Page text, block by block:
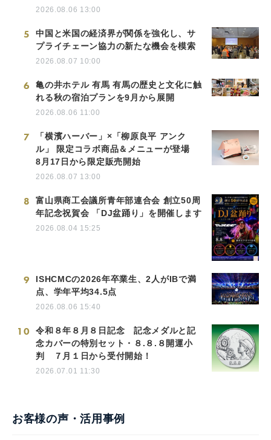
2026.08.06 13:00
5
中国と米国の経済界が関係を強化し、サ
プライチェーン協力の新たな機会を模索
2026.08.07 10:00
6
亀の井ホテル 有馬 有馬の歴史と文化に触
れる秋の宿泊プランを9月から展開
2026.08.06 11:00
7
「横濱ハーバー」×「柳原良平 アンク
ル」 限定コラボ商品＆メニューが登場
8月17日から限定販売開始
2026.08.07 13:00
8
富山県商工会議所青年部連合会 創立50周
年記念祝賀会 「DJ盆踊り」を開催します
2026.08.04 15:25
9
ISHCMCの2026年卒業生、2人がIBで満
点、学年平均34.5点
2026.08.06 15:40
10
令和８年８月８日記念 記念メダルと記
念カバーの特別セット・８.８.８開運小
判 ７月１日から受付開始！
2026.07.01 11:30
お客様の声・活用事例